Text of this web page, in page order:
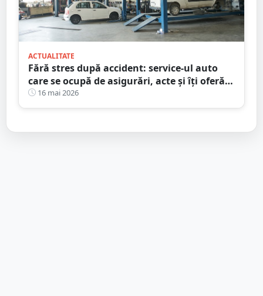
ACTUALITATE
Fără stres după accident: service-ul auto
care se ocupă de asigurări, acte și îți oferă
mașină la schimb
16 mai 2026